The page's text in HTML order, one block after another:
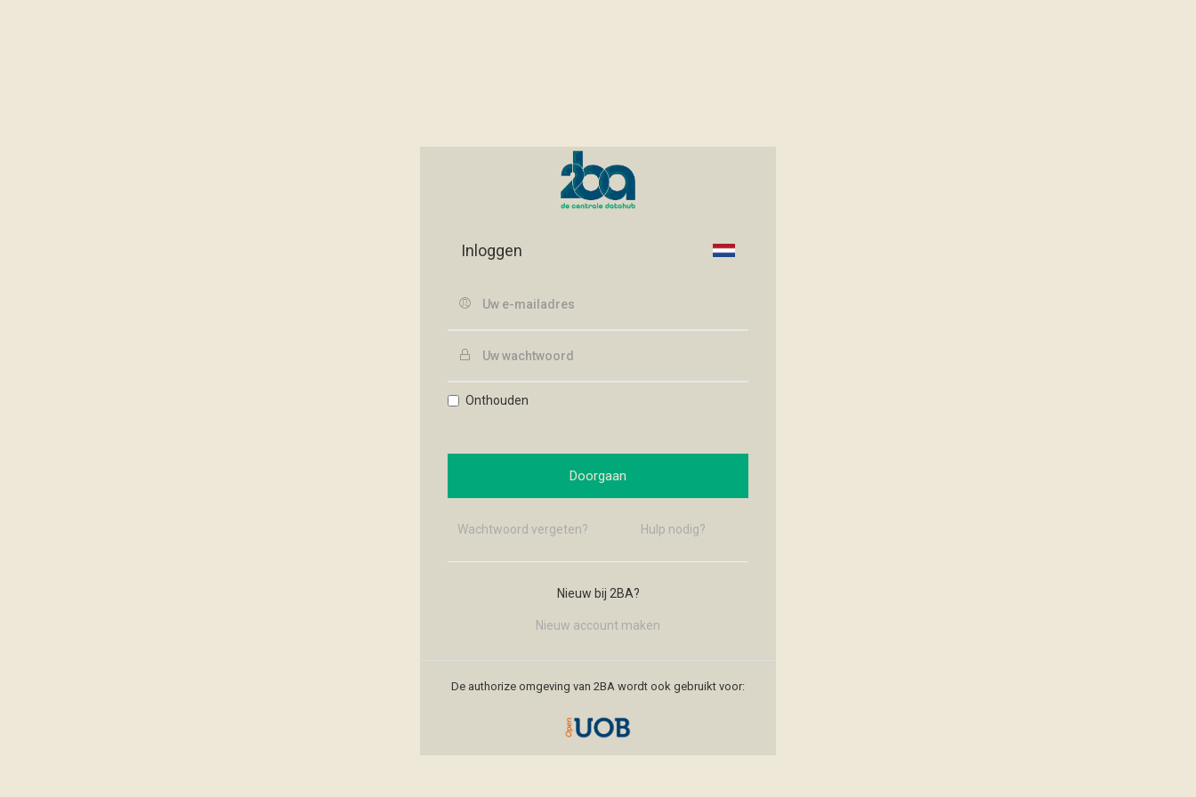
Inloggen
Onthouden
Doorgaan
Wachtwoord vergeten? Hulp nodig?
Nieuw bij 2BA?
Nieuw account maken
De authorize omgeving van 2BA wordt ook gebruikt voor: